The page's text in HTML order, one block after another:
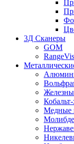
3Д Сканеры
GOM
Медные